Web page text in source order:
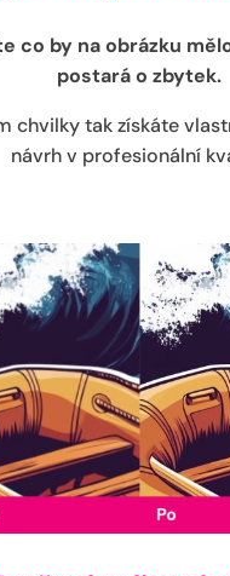
co by na obrázku
postará o zbytek.
chvilky tak získáte
návrh v profesionální